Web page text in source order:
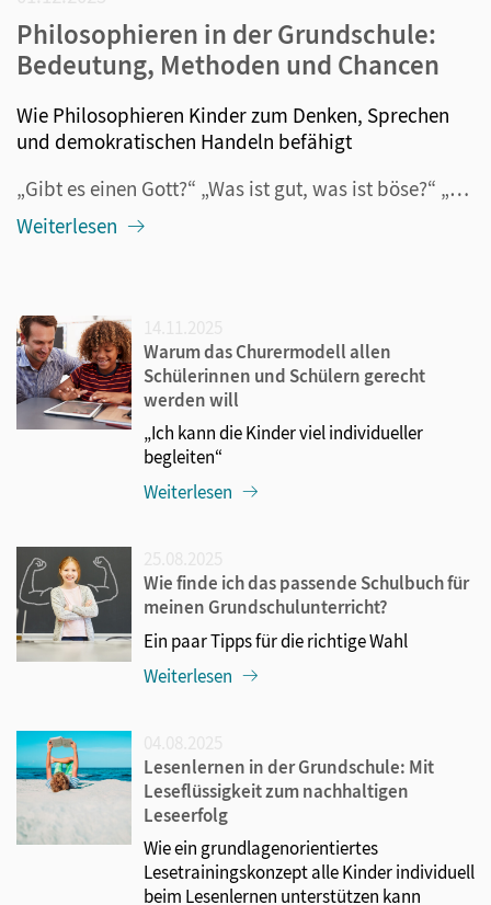
Philosophieren in der Grundschule:
Bedeutung, Methoden und Chancen
Wie Philosophieren Kinder zum Denken, Sprechen
und demokratischen Handeln befähigt
„Gibt es einen Gott?“ „Was ist gut, was ist böse?“ „Gibt es nur eine Welt?“ Kinder haben viele Fragen, bei denen es sich oft um anspruchsvolle philosophische Überlegungen handelt. Warum diese in den Grundschulunterricht integriert werden sollten, und warum sie auch einen wichtigen Beitrag zur Sprach...
Weiterlesen
Warum das Churermodell allen
Schülerinnen und Schülern gerecht
werden will
„Ich kann die Kinder viel individueller
begleiten“
Weiterlesen
Wie finde ich das passende Schulbuch für
meinen Grundschulunterricht?
Ein paar Tipps für die richtige Wahl
Weiterlesen
Lesenlernen in der Grundschule: Mit
Leseflüssigkeit zum nachhaltigen
Leseerfolg
Wie ein grundlagenorientiertes
Lesetrainingskonzept alle Kinder individuell
beim Lesenlernen unterstützen kann